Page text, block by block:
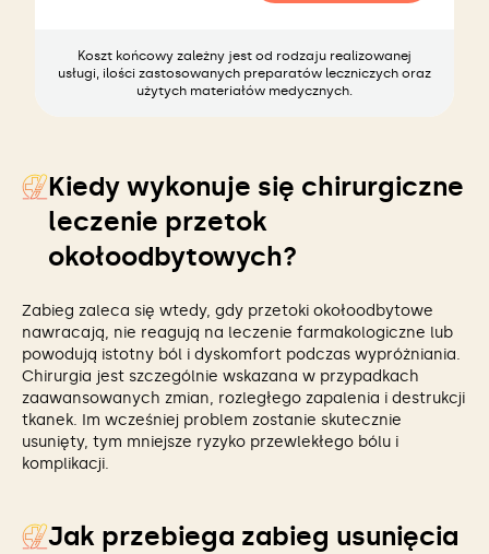
Koszt końcowy zależny jest od rodzaju realizowanej
usługi, ilości zastosowanych preparatów leczniczych oraz
użytych materiałów medycznych.
Kiedy wykonuje się chirurgiczne
leczenie przetok
okołoodbytowych?
Zabieg zaleca się wtedy, gdy przetoki okołoodbytowe
nawracają, nie reagują na leczenie farmakologiczne lub
powodują istotny ból i dyskomfort podczas wypróżniania.
Chirurgia jest szczególnie wskazana w przypadkach
zaawansowanych zmian, rozległego zapalenia i destrukcji
tkanek. Im wcześniej problem zostanie skutecznie
usunięty, tym mniejsze ryzyko przewlekłego bólu i
komplikacji.
Jak przebiega zabieg usunięcia